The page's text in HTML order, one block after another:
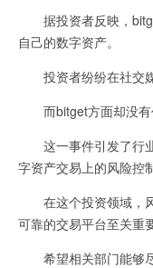
据投资者反映，
自己的数字资产。
投资者纷纷在社交媒
而bitget方面却没有
这一事件引发了行业
字资产交易上的风险控
在这个投资领域，风
可靠的交易平台至关重
希望相关部门能够尽